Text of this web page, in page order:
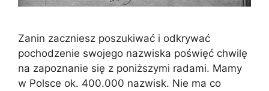
Zanin zaczniesz poszukiwać i odkrywać
pochodzenie swojego nazwiska poświęć chwilę
na zapoznanie się z poniższymi radami. Mamy
w Polsce ok. 400.000 nazwisk. Nie ma co